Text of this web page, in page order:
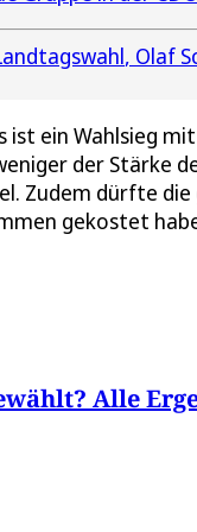
Olaf
ist ein Wahlsieg
der Stärke
Zudem dürfte
gekostet
Alle